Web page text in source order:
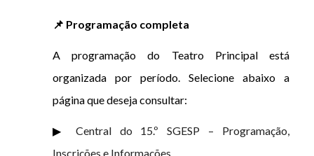
📌 Programação completa
A programação do Teatro Principal está
organizada por período. Selecione abaixo a
página que deseja consultar:
▶ Central do 15.º SGESP – Programação,
Inscrições e Informações